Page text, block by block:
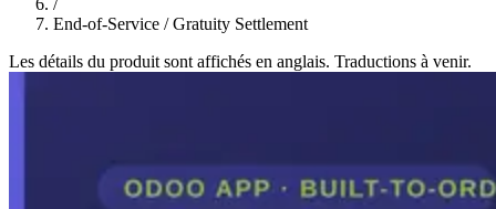
End-of-Service / Gratuity Settlement
Les détails du produit sont affichés en anglais. Traductions à venir.